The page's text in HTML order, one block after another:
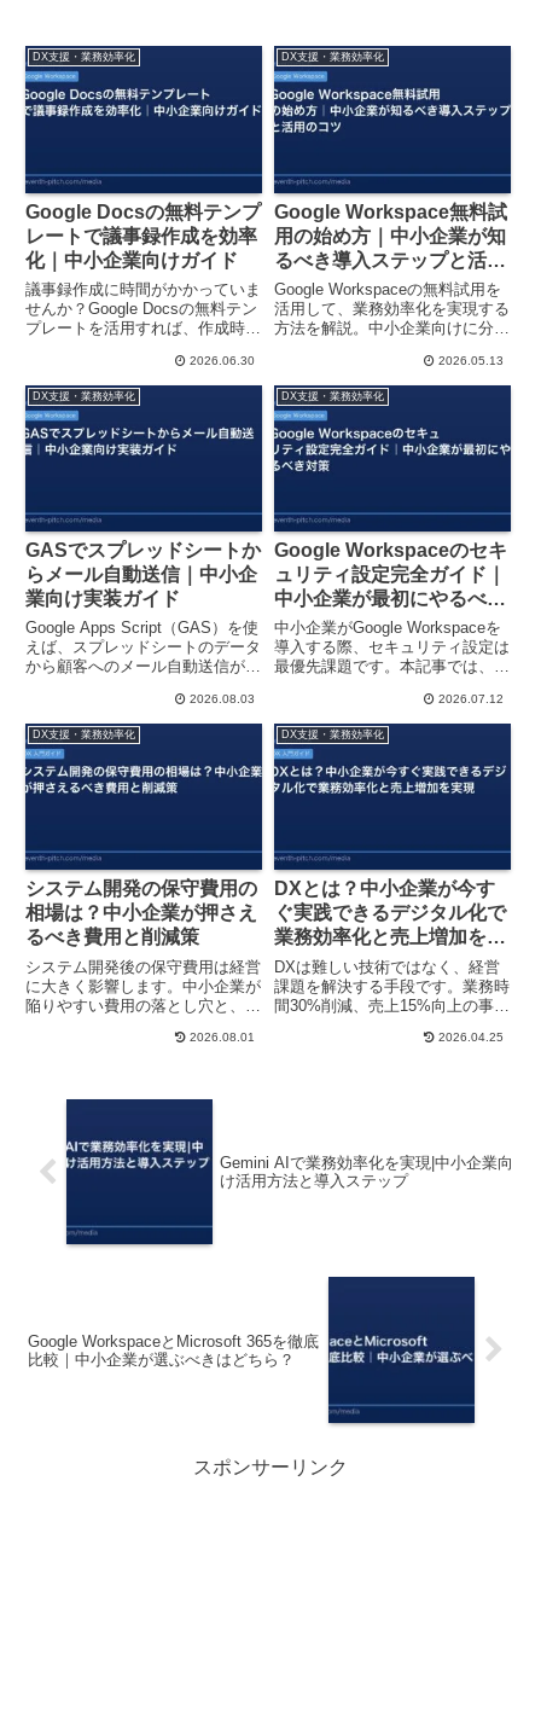
DX支援・業務効率化
Google Docsの無料テンプ
レートで議事録作成を効率
化｜中小企業向けガイド
議事録作成に時間がかかっていま
せんか？Google Docsの無料テン
プレートを活用すれば、作成時間
い方と選び方を中小企業向けに解
説します。
2026.06.30
DX支援・業務効率化
Google Workspace無料試
用の始め方｜中小企業が知
るべき導入ステップと活用
のコツ
Google Workspaceの無料試用を
活用して、業務効率化を実現する
方法を解説。中小企業向けに分か
後のポイントをご紹介します。
2026.05.13
DX支援・業務効率化
GASでスプレッドシートか
らメール自動送信｜中小企
業向け実装ガイド
Google Apps Script（GAS）を使
えば、スプレッドシートのデータ
から顧客へのメール自動送信が可
トから実装方法まで、経営者向け
にわかりやすく解説します。
2026.08.03
DX支援・業務効率化
Google Workspaceのセキ
ュリティ設定完全ガイド｜
中小企業が最初にやるべき
対策
中小企業がGoogle Workspaceを
導入する際、セキュリティ設定は
最優先課題です。本記事では、経
き基本的なセキュリティ対策と設
定方法をわかりやすく解説しま
す。
2026.07.12
DX支援・業務効率化
システム開発の保守費用の
相場は？中小企業が押さえ
るべき費用と削減策
システム開発後の保守費用は経営
に大きく影響します。中小企業が
陥りやすい費用の落とし穴と、実
をわかりやすく解説します。
2026.08.01
DX支援・業務効率化
DXとは？中小企業が今す
ぐ実践できるデジタル化で
業務効率化と売上増加を実
現
DXは難しい技術ではなく、経営
課題を解決する手段です。業務時
間30%削減、売上15%向上の事例
基本と具体的なステップを解説し
2026.04.25
Gemini AIで業務効率化を実現|中小企業向
け活用方法と導入ステップ
Google WorkspaceとMicrosoft 365を徹底
比較｜中小企業が選ぶべきはどちら？
スポンサーリンク